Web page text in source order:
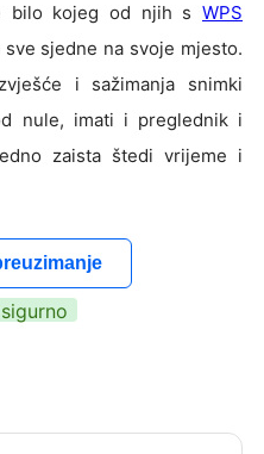
bilo kojeg od njih s WPS
sjedne na svoje mjesto.
i sažimanja snimki
nule, imati i preglednik i
zaista štedi vrijeme i